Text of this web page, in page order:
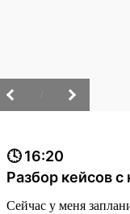
🕓 16:20
Разбор кейсов
Сейчас у меня